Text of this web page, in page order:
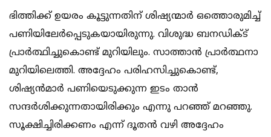
ഭിത്തിക്ക് ഉയരം കൂട്ടുന്നതിന് ശിഷ്യന്മാർ ഒത്തൊരുമിച്ച്
പണിയിലേർപ്പെടുകയായിരുന്നു. വിശുദ്ധ ബനഡിക്ട്
പ്രാർത്ഥിച്ചുകൊണ്ട് മുറിയിലും. സാത്താൻ പ്രാർത്ഥനാ
മുറിയിലെത്തി. അദ്ദേഹം പരിഹസിച്ചുകൊണ്ട്,
ശിഷ്യൻമാർ പണിയെടുക്കുന്ന ഇടം താൻ
സന്ദർശിക്കുന്നതായിരിക്കും എന്നു പറഞ്ഞ് മറഞ്ഞു.
സൂക്ഷിച്ചിരിക്കണം എന്ന് ദൂതൻ വഴി അദ്ദേഹം